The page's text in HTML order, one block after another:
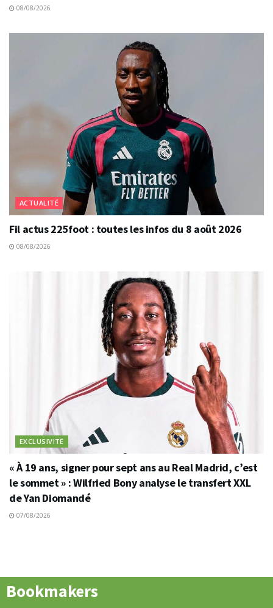
08/08/2026
ACTUALITÉ
Fil actus 225foot : toutes les infos du 8 août 2026
08/08/2026
EXCLUSIVITÉ
« À 19 ans, signer pour sept ans au Real Madrid, c’est
le sommet » : Wilfried Bony analyse le transfert XXL
de Yan Diomandé
07/08/2026
Bookmakers